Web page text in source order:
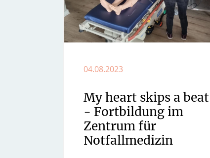
04.08.2023
My heart skips a beat
- Fortbildung im
Zentrum für
Notfallmedizin